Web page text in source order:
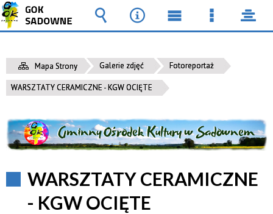
Mapa Strony Galerie zdjęć Fotoreportaż
WARSZTATY CERAMICZNE - KGW OCIĘTE
WARSZTATY CERAMICZNE
- KGW OCIĘTE
Wyszukiwarka
Narzędzia
MenuMenu